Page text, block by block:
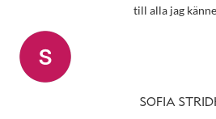
till alla jag
SOFIA